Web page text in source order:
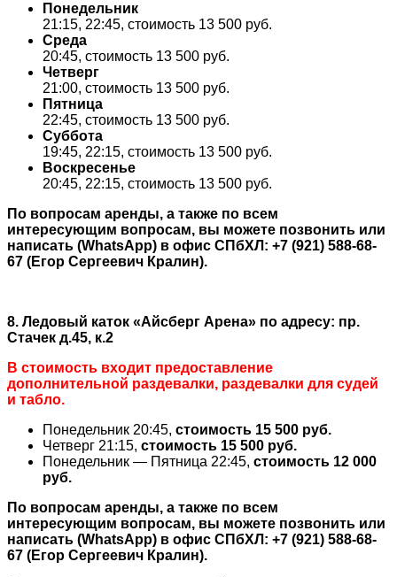
Понедельник
21:15, 22:45, стоимость 13 500 руб.
Среда
20:45, стоимость 13 500 руб.
Четверг
21:00, стоимость 13 500 руб.
Пятница
22:45, стоимость 13 500 руб.
Суббота
19:45, 22:15, стоимость 13 500 руб.
Воскресенье
20:45, 22:15, стоимость 13 500 руб.
По вопросам аренды, а также по всем
интересующим вопросам, вы можете позвонить или
написать (WhatsApp) в офис СПбХЛ: +7 (921) 588-68-
67 (Егор Сергеевич Кралин).
8. Ледовый каток «Айсберг Арена» по адресу: пр.
Стачек д.45, к.2
В стоимость входит предоставление
дополнительной раздевалки, раздевалки для судей
и табло.
Понедельник 20:45, стоимость 15 500 руб.
Четверг 21:15, стоимость 15 500 руб.
Понедельник — Пятница 22:45, стоимость 12 000
руб.
По вопросам аренды, а также по всем
интересующим вопросам, вы можете позвонить или
написать (WhatsApp) в офис СПбХЛ: +7 (921) 588-68-
67 (Егор Сергеевич Кралин).